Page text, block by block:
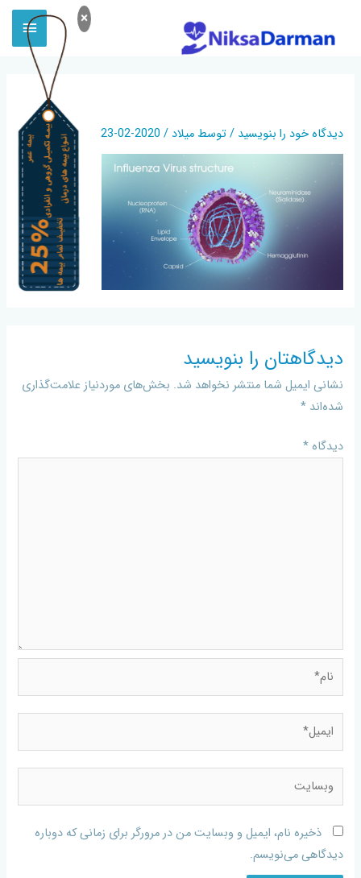
×
دیدگاه‌ خود را بنویسید / توسطمیلاد/
2020-02-23
دیدگاهتان را بنویسید
نشانی ایمیل شما منتشر نخواهد شد. بخش‌های موردنیاز علامت‌گذاری
شده‌اند*
دیدگاه*
ذخیره نام، ایمیل و وبسایت من در مرورگر برای زمانی که دوباره
دیدگاهی می‌نویسم.